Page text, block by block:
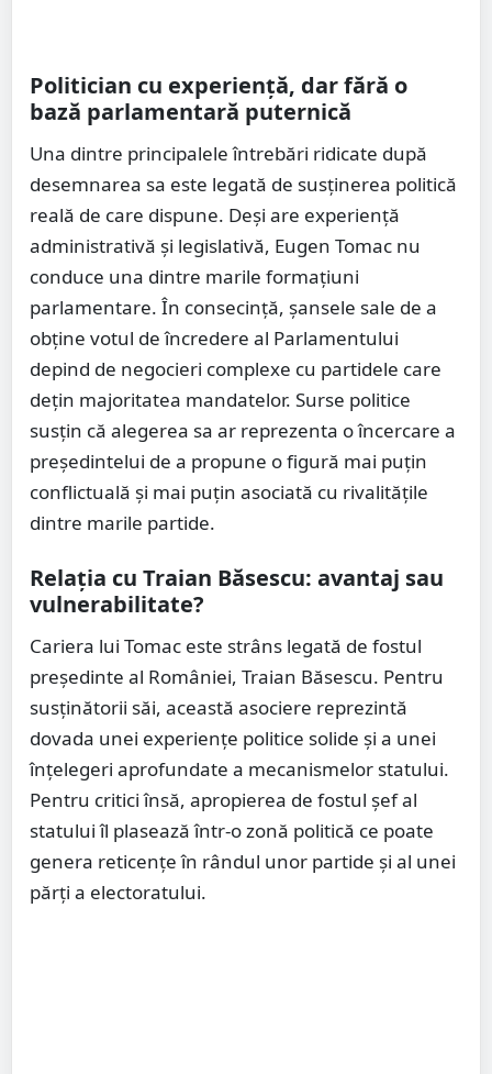
Politician cu experiență, dar fără o
bază parlamentară puternică
Una dintre principalele întrebări ridicate după
desemnarea sa este legată de susținerea politică
reală de care dispune. Deși are experiență
administrativă și legislativă, Eugen Tomac nu
conduce una dintre marile formațiuni
parlamentare. În consecință, șansele sale de a
obține votul de încredere al Parlamentului
depind de negocieri complexe cu partidele care
dețin majoritatea mandatelor. Surse politice
susțin că alegerea sa ar reprezenta o încercare a
președintelui de a propune o figură mai puțin
conflictuală și mai puțin asociată cu rivalitățile
dintre marile partide.
Relația cu Traian Băsescu: avantaj sau
vulnerabilitate?
Cariera lui Tomac este strâns legată de fostul
președinte al României, Traian Băsescu. Pentru
susținătorii săi, această asociere reprezintă
dovada unei experiențe politice solide și a unei
înțelegeri aprofundate a mecanismelor statului.
Pentru critici însă, apropierea de fostul șef al
statului îl plasează într-o zonă politică ce poate
genera reticențe în rândul unor partide și al unei
părți a electoratului.